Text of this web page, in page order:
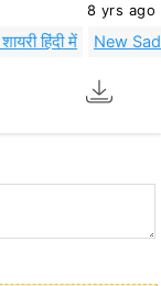
8 yrs ago
हिंदी में New